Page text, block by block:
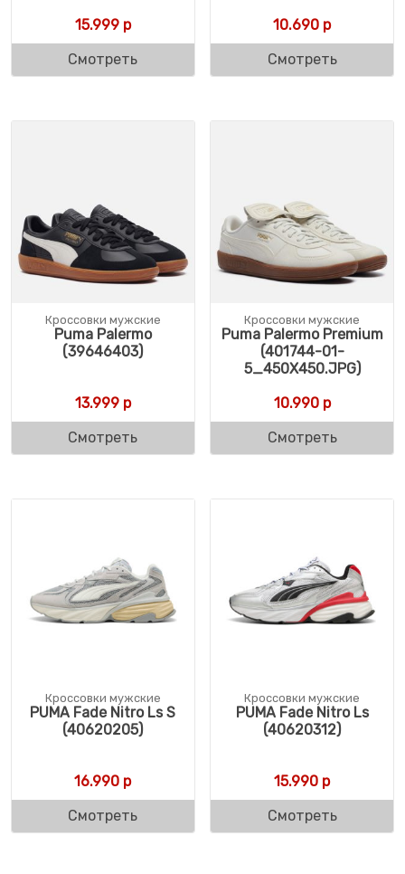
15.999р
Смотреть
10.690 р
Смотреть
Кроссовки мужские
Puma Palermo
(39646403)
13.999р
Смотреть
Кроссовки мужские
Puma Palermo Premium
(401744-01-
5_450X450.JPG)
10.990р
Смотреть
Кроссовки мужские
PUMA Fade Nitro Ls S
(40620205)
16.990 р
Смотреть
Кроссовки мужские
PUMA Fade Nitro Ls
(40620312)
15.990 р
Смотреть